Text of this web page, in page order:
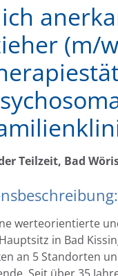
(m/
Teilzeit, Bad
werteorientierte
in Bad
an 5 Standorten